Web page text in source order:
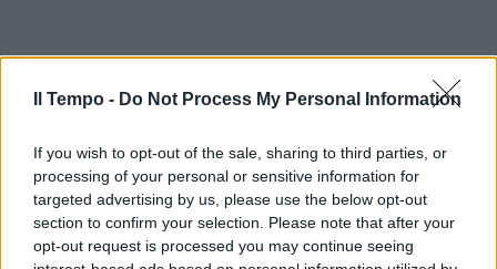
Il Tempo - Do Not Process My Personal Information
If you wish to opt-out of the sale, sharing to third parties, or
processing of your personal or sensitive information for
targeted advertising by us, please use the below opt-out
section to confirm your selection. Please note that after your
opt-out request is processed you may continue seeing